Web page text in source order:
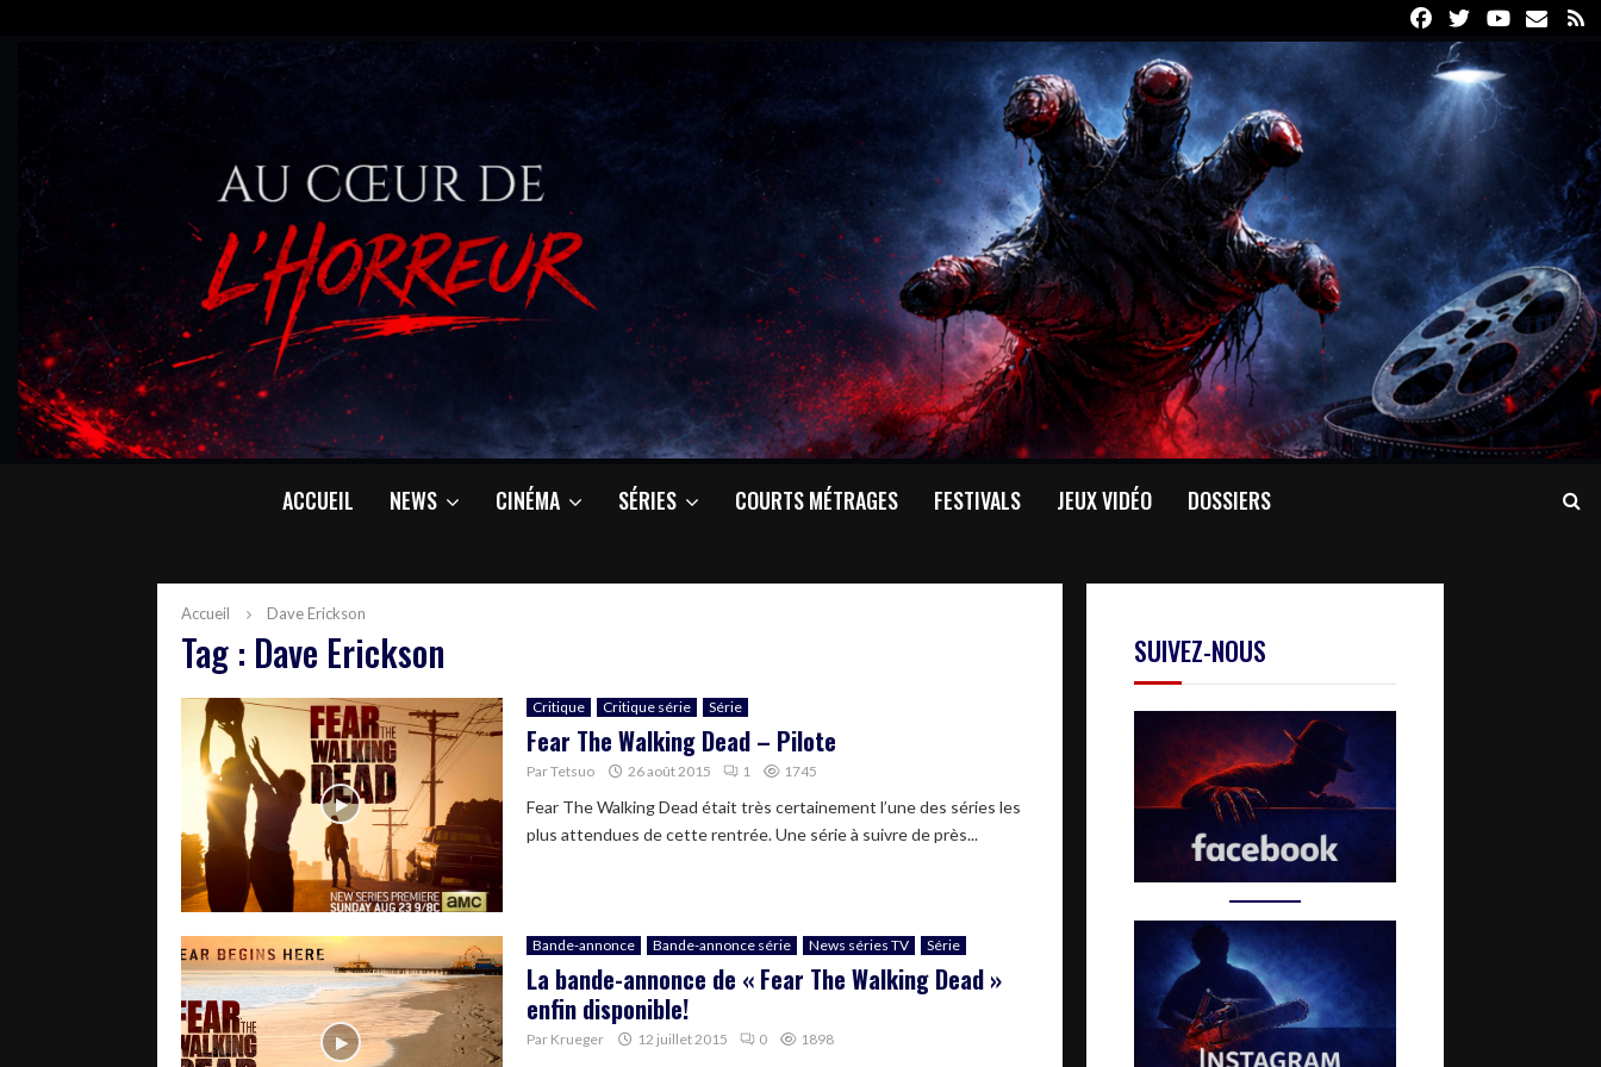
FacebookTwitterYoutube
Email
ACCUEIL NEWS CINÉMA SÉRIES COURTS MÉTRAGES FESTIVALS JEUX VIDÉO DOSSIERS
Accueil Dave Erickson
Tag : Dave Erickson
Critique Critique série Série
Fear The Walking Dead – Pilote
ParTetsuo 26 août 2015 1 1745
Fear The Walking Dead était très certainement l’une des séries les
plus attendues de cette rentrée. Une série à suivre de près...
Bande-annonce Bande-annonce série News séries TV Série
La bande-annonce de « Fear The Walking Dead »
enfin disponible!
Par Krueger 12 juillet 2015 0 1898
SUIVEZ-NOUS